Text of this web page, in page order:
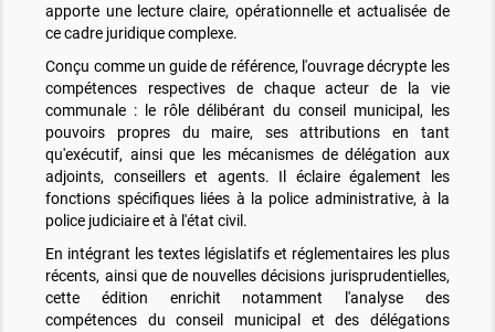
apporte une lecture claire, opérationnelle et actualisée de
ce cadre juridique complexe.
Conçu comme un guide de référence, l'ouvrage décrypte les
compétences respectives de chaque acteur de la vie
communale : le rôle délibérant du conseil municipal, les
pouvoirs propres du maire, ses attributions en tant
qu'exécutif, ainsi que les mécanismes de délégation aux
adjoints, conseillers et agents. Il éclaire également les
fonctions spécifiques liées à la police administrative, à la
police judiciaire et à l'état civil.
En intégrant les textes législatifs et réglementaires les plus
récents, ainsi que de nouvelles décisions jurisprudentielles,
cette édition enrichit notamment l'analyse des
compétences du conseil municipal et des délégations